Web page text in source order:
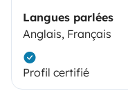
Langues parlées
Anglais, Français
Profil certifié